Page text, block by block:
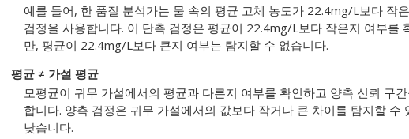
예를 들어, 한 품질 분석가는 물 속의 평균 고체 농도가 22.4mg/L보다 작
검정을 사용합니다. 이 단측 검정은 평균이 22.4mg/L보다 작은지 여부를
만, 평균이 22.4mg/L보다 큰지 여부는 탐지할 수 없습니다.
평균 ≠ 가설 평균
모평균이 귀무 가설에서의 평균과 다른지 여부를 확인하고 양측 신뢰 구
합니다. 양측 검정은 귀무 가설에서의 값보다 작거나 큰 차이를 탐지할 수
낮습니다.